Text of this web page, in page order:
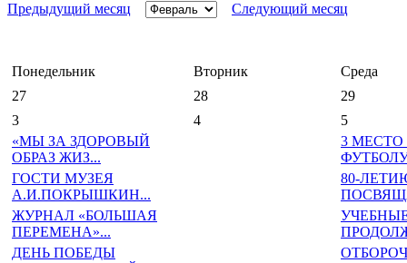
Предыдущий месяц Следующий месяц
Понедельник Вторник
Среда
27
28
29
3
«МЫ ЗА ЗДОРОВЫЙ
ОБРАЗ ЖИЗ...
ГОСТИ МУЗЕЯ
А.И.ПОКРЫШКИН...
ЖУРНАЛ «БОЛЬШАЯ
ПЕРЕМЕНА»...
ДЕНЬ ПОБЕДЫ
4
5
3
80-